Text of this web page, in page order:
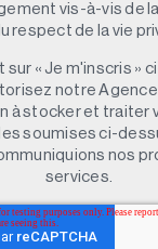
vis-à-vis de
respect de la vie
sur « Je m'inscris »
notre
à stocker et traiter
soumises ci-
nos
services.